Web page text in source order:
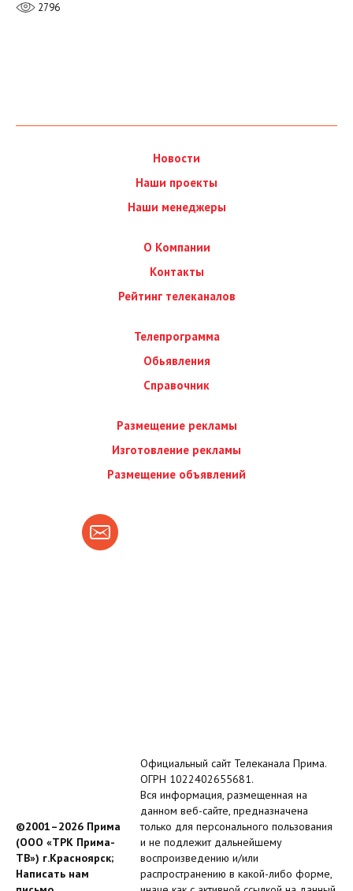
2796
Новости
Наши проекты
Наши менеджеры
О Компании
Контакты
Рейтинг телеканалов
Телепрограмма
Обьявления
Справочник
Размещение рекламы
Изготовление рекламы
Размещение объявлений
©2001–2026 Прима
(ООО «ТРК Прима-
ТВ») г.Красноярск;
Написать нам
Официальный сайт Телеканала Прима.
ОГРН 1022402655681.
Вся информация, размещенная на
данном веб-сайте, предназначена
только для персонального пользования
и не подлежит дальнейшему
воспроизведению и/или
распространению в какой-либо форме,